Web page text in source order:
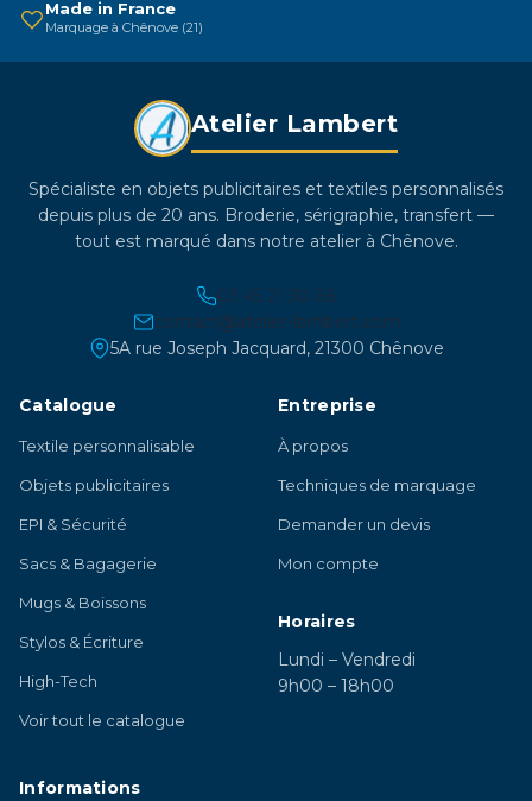
Made in France
Marquage à Chênove (21)
Atelier Lambert
Spécialiste en objets publicitaires et textiles personnalisés
depuis plus de 20 ans. Broderie, sérigraphie, transfert —
tout est marqué dans notre atelier à Chênove.
03 45 21 30 86
contact@atelier-lambert.com
5A rue Joseph Jacquard, 21300 Chênove
Catalogue
Textile personnalisable
Objets publicitaires
EPI & Sécurité
Sacs & Bagagerie
Mugs & Boissons
Stylos & Écriture
High-Tech
Voir tout le catalogue
Entreprise
À propos
Techniques de marquage
Demander un devis
Mon compte
Horaires
Lundi – Vendredi
9h00 – 18h00
Informations